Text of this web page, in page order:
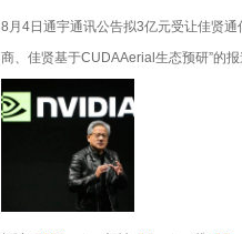
8月4日通宇通讯公告拟3亿元受让佳贤
商、佳贤基于CUDAAerial生态预研”的
公告——佳贤通信与英伟达不存在研发
al开源平台自行预研，年底才出原型机